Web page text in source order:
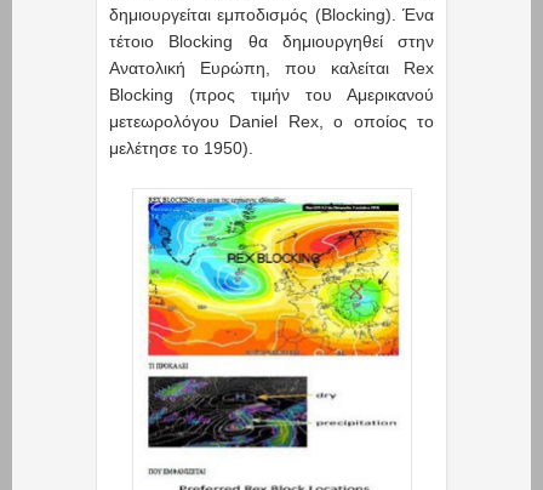
δημιουργείται εμποδισμός (Blocking). Ένα
τέτοιο Blocking θα δημιουργηθεί στην
Ανατολική Ευρώπη, που καλείται Rex
Blocking (προς τιμήν του Αμερικανού
μετεωρολόγου Daniel Rex, ο οποίος το
μελέτησε το 1950).